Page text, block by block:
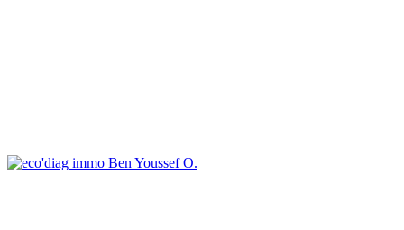
Ben Youssef O.